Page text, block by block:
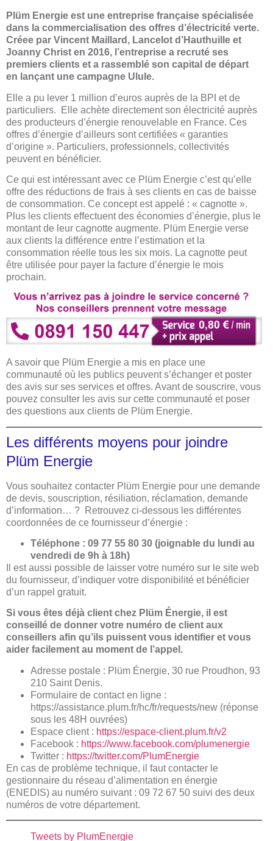
Plüm Energie est une entreprise française spécialisée
dans la commercialisation des offres d’électricité verte.
Créee par Vincent Maillard, Lancelot d’Hauthuille et
Joanny Christ en 2016, l’entreprise a recruté ses
premiers clients et a rassemblé son capital de départ
en lançant une campagne Ulule.
Elle a pu lever 1 million d’euros auprès de la BPI et de
particuliers. Elle achète directement son électricité auprès
des producteurs d’énergie renouvelable en France. Ces
offres d’énergie d’ailleurs sont certifiées « garanties
d’origine ». Particuliers, professionnels, collectivités
peuvent en bénéficier.
Ce qui est intéressant avec ce Plüm Energie c’est qu’elle
offre des réductions de frais à ses clients en cas de baisse
de consommation. Ce concept est appelé : « cagnotte ».
Plus les clients effectuent des économies d’énergie, plus le
montant de leur cagnotte augmente. Plüm Energie verse
aux clients la différence entre l’estimation et la
consommation réelle tous les six mois. La cagnotte peut
être utilisée pour payer la facture d’énergie le mois
prochain.
A savoir que Plüm Energie a mis en place une
communauté où les publics peuvent s’échanger et poster
des avis sur ses services et offres. Avant de souscrire, vous
pouvez consulter les avis sur cette communauté et poser
des questions aux clients de Plüm Energie.
Les différents moyens pour joindre
Plüm Energie
Vous souhaitez contacter Plüm Energie pour une demande
de devis, souscription, résiliation, réclamation, demande
d’information… ? Retrouvez ci-dessous les différentes
coordonnées de ce fournisseur d’énergie :
Téléphone : 09 77 55 80 30 (joignable du lundi au
vendredi de 9h à 18h)
Il est aussi possible de laisser votre numéro sur le site web
du fournisseur, d’indiquer votre disponibilité et bénéficier
d’un rappel gratuit.
Si vous êtes déjà client chez Plüm Énergie, il est
conseillé de donner votre numéro de client aux
conseillers afin qu’ils puissent vous identifier et vous
aider facilement au moment de l’appel.
Adresse postale : Plüm Énergie, 30 rue Proudhon, 93
210 Saint Denis.
Formulaire de contact en ligne :
https://assistance.plum.fr/hc/fr/requests/new (réponse
sous les 48H ouvrées)
Espace client : https://espace-client.plum.fr/v2
Facebook : https://www.facebook.com/plumenergie
Twitter : https://twitter.com/PlumEnergie
En cas de problème technique, il faut contacter le
gestionnaire du réseau d’alimentation en énergie
(ENEDIS) au numéro suivant : 09 72 67 50 suivi des deux
numéros de votre département.
Tweets by PlumEnergie